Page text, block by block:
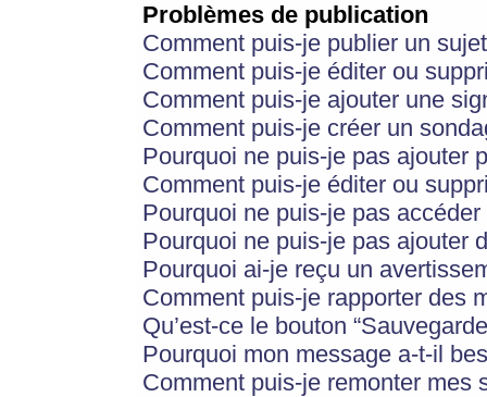
Problèmes de publication
Comment puis-je publier un
Comment puis-je éditer ou
Comment puis-je ajouter une
Comment puis-je créer un
Pourquoi ne puis-je pas ajouter
Comment puis-je éditer ou
Pourquoi ne puis-je pas
Pourquoi ne puis-je pas ajouter
Pourquoi ai-je reçu un
Comment puis-je rapporter des
Qu’est-ce le bouton
Pourquoi mon message a-t-il
Comment puis-je remonter mes